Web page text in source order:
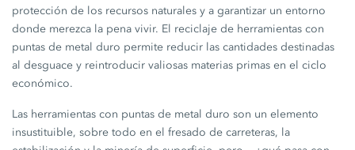
protección de los recursos naturales y a garantizar un entorno
donde merezca la pena vivir. El reciclaje de herramientas con
puntas de metal duro permite reducir las cantidades destinadas
al desguace y reintroducir valiosas materias primas en el ciclo
económico.
Las herramientas con puntas de metal duro son un elemento
insustituible, sobre todo en el fresado de carreteras, la